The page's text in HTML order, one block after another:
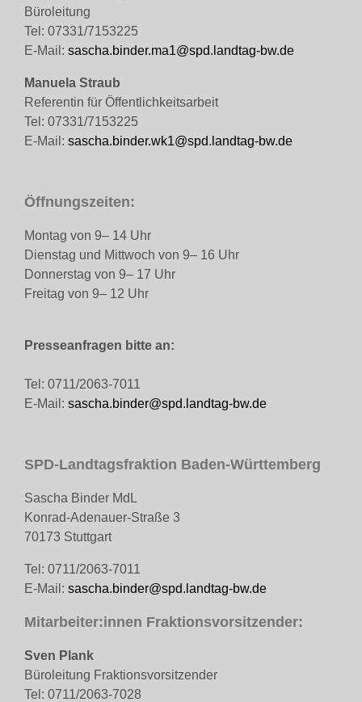
Büroleitung
Tel: 07331/7153225
E-Mail: sascha.binder.ma1@spd.landtag-bw.de
Manuela Straub
Referentin für Öffentlichkeitsarbeit
Tel: 07331/7153225
E-Mail: sascha.binder.wk1@spd.landtag-bw.de
Öffnungszeiten:
Montag von 9– 14 Uhr
Dienstag und Mittwoch von 9– 16 Uhr
Donnerstag von 9– 17 Uhr
Freitag von 9– 12 Uhr
Presseanfragen bitte an:
Tel: 0711/2063-7011
E-Mail: sascha.binder@spd.landtag-bw.de
SPD-Landtagsfraktion Baden-Württemberg
Sascha Binder MdL
Konrad-Adenauer-Straße 3
70173 Stuttgart
Tel: 0711/2063-7011
E-Mail: sascha.binder@spd.landtag-bw.de
Mitarbeiter:innen Fraktionsvorsitzender:
Sven Plank
Büroleitung Fraktionsvorsitzender
Tel: 0711/2063-7028